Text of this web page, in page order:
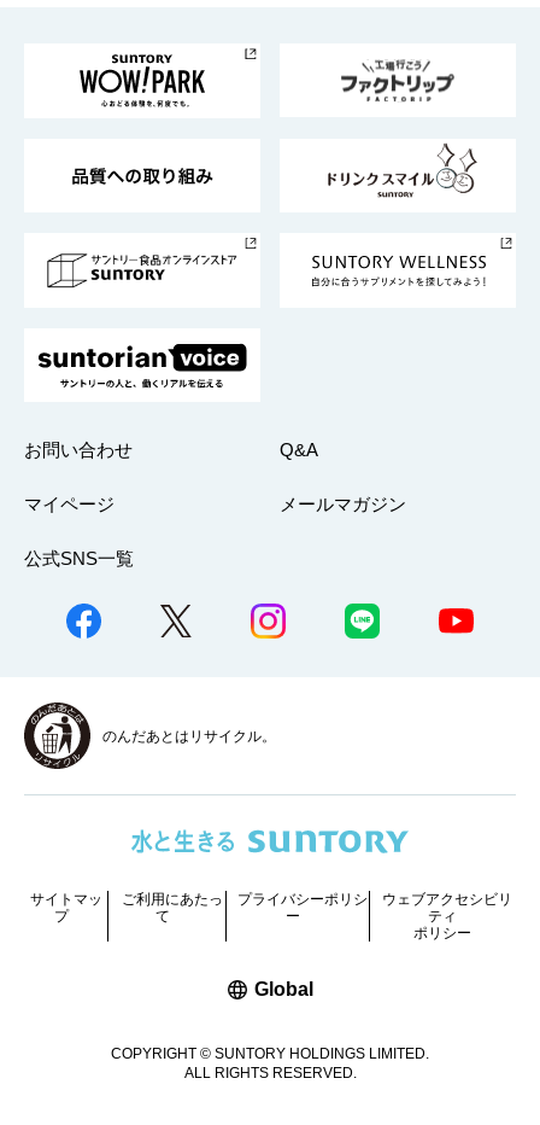
地域情報
サントリーサンバーズ大阪
サントリーが考えるサステナビリティ経営
企業概要
採用情報
お問い合わせ Q&A
マイページ メールマガジン
公式SNS一覧
のんだあとはリサイクル。
COPYRIGHT © SUNTORY HOLDINGS LIMITED.
ALL RIGHTS RESERVED.
サイトマッ
プ
ご利用にあたっ
て
プライバシーポリシ
ー
ウェブアクセシビリ
ティ
ポリシー
Global新しいウィンドウで開く